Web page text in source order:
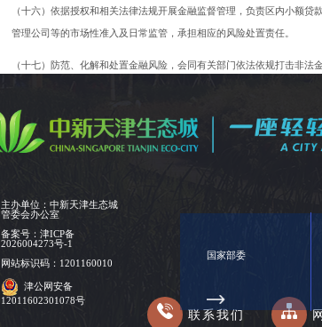
（十六）依据授权和相关法律法规开展金融监督管理，负责区内小额
管理公司等的市场性准入及日常监管，承担相应的风险处置责任。
（十七）防范、化解和处置金融风险，会同有关部门依法依规打击非
（十八）承担区域国有资产的监督管理工作。对生态城财政出资的经营
（十九）推动本区域国有企业改革和重组，提升区域内国有企业经营能
安全生产方针、政策及法律、法规、标准等工作。
（二十一）进一步完善所监管企业经营业绩考核制度，促进企业履行社
进监管方式，进一步提高监管的科学性、针对性和有效性，加快实现向
（二十二）推动财政管理信息化建设;开展财政、金融、国资政策研究，
（二十三）负责在职责范围内为安全生产工作提供支持保障，推进安全
主办单位：中新天津生态城
管委会办公室
备案号：津ICP备
2026004273号-1
网站标识码：1201160010
津公网安备
12011602301078号
联系我们
国家部委